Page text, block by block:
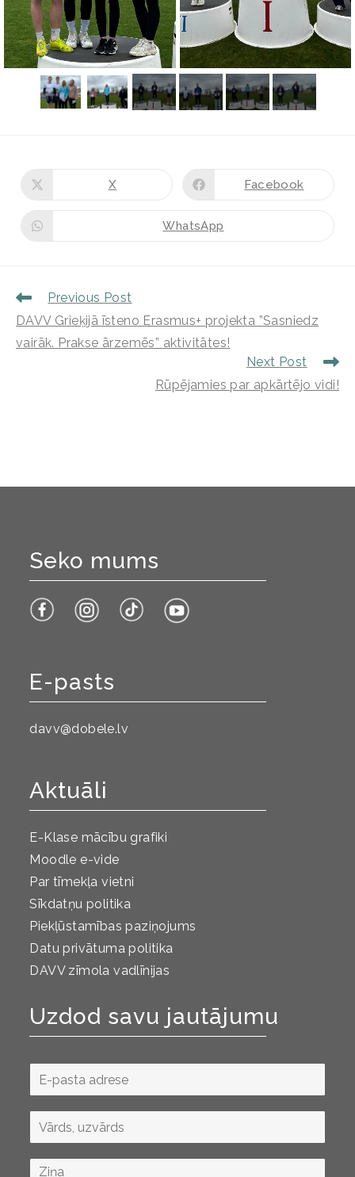
X Facebook
WhatsApp
Previous Post
DAVV Grieķijā īsteno Erasmus+ projekta ”Sasniedz
vairāk. Prakse ārzemēs” aktivitātes!
Next Post
Rūpējamies par apkārtējo vidi!
Seko mums
E-pasts
davv@dobele.lv
Aktuāli
E-Klase mācību grafiki
Moodle e-vide
Par tīmekļa vietni
Sīkdatņu politika
Piekļūstamības paziņojums
Datu privātuma politika
DAVV zīmola vadlīnijas
Uzdod savu jautājumu